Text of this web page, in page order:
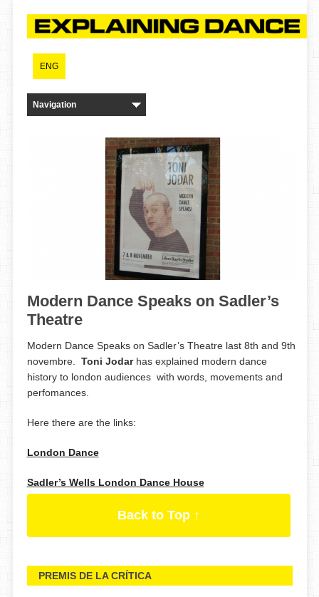
ENG
Modern Dance Speaks on Sadler’s
Theatre
Modern Dance Speaks on Sadler’s Theatre last 8th and 9th
novembre. Toni Jodarhas explained modern dance
history to london audiences with words, movements and
perfomances.
Here there are the links:
London Dance
Sadler’s Wells London Dance House
Back to Top ↑
PREMIS DE LA CRÍTICA